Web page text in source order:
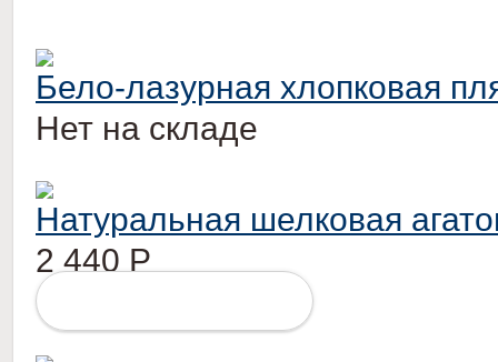
Бело-лазурная хлопковая
Нет на складе
Натуральная шелковая
2 440 Р